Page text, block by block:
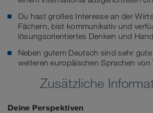
Du hast großes Interesse an der
Fächern, bist kommunikativ und
lösungsorientiertes Denken und
Neben gutem Deutsch sind sehr
weiteren europäischen Sprachen von
Zusätzliche
Deine Perspektiven